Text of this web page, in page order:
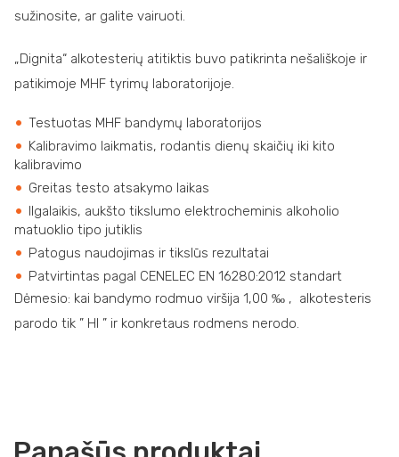
sužinosite, ar galite vairuoti.
„Dignita“ alkotesterių atitiktis buvo patikrinta nešališkoje ir
patikimoje MHF tyrimų laboratorijoje.
Testuotas MHF bandymų laboratorijos
Kalibravimo laikmatis, rodantis dienų skaičių iki kito
kalibravimo
Greitas testo atsakymo laikas
Ilgalaikis, aukšto tikslumo elektrocheminis alkoholio
matuoklio tipo jutiklis
Patogus naudojimas ir tikslūs rezultatai
Patvirtintas pagal CENELEC EN 16280:2012 standart
Dėmesio: kai bandymo rodmuo viršija 1,00 ‰ , alkotesteris
parodo tik ” HI ” ir konkretaus rodmens nerodo.